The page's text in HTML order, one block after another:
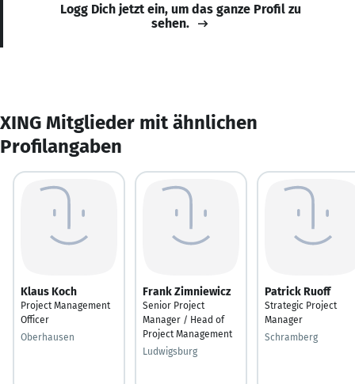
Logg Dich jetzt ein, um das ganze Profil zu
sehen.
XING Mitglieder mit ähnlichen
Profilangaben
Klaus Koch
Project Management
Officer
Oberhausen
Frank Zimniewicz
Senior Project
Manager / Head of
Project Management
Ludwigsburg
Patrick Ruoff
Strategic Project
Manager
Schramberg